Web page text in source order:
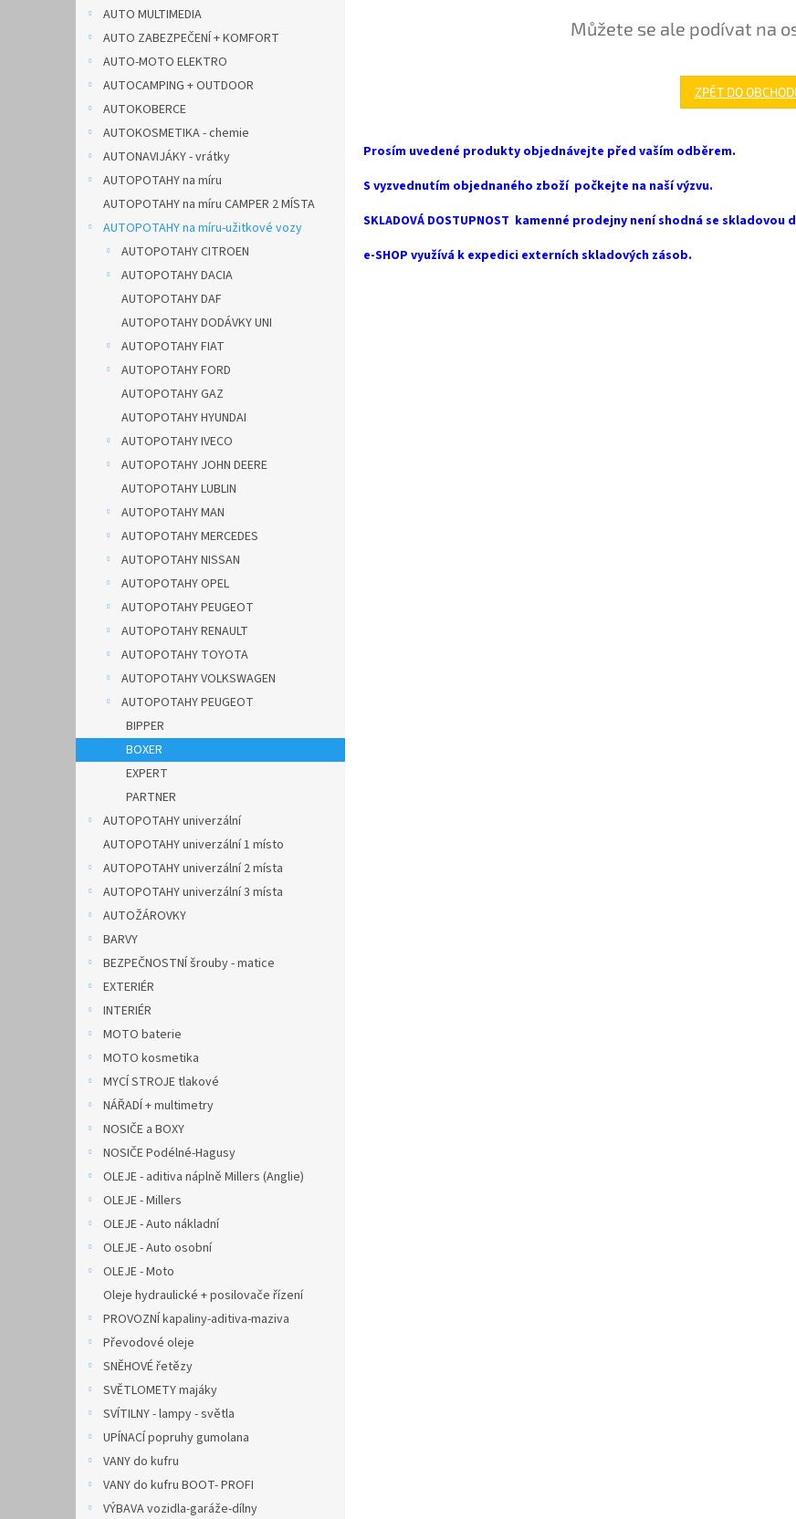
AUTO MULTIMEDIA
AUTO ZABEZPEČENÍ + KOMFORT
AUTO-MOTO ELEKTRO
AUTOCAMPING + OUTDOOR
AUTOKOBERCE
AUTOKOSMETIKA - chemie
AUTONAVIJÁKY - vrátky
AUTOPOTAHY na míru
AUTOPOTAHY na míru CAMPER 2 MÍSTA
AUTOPOTAHY na míru-užitkové vozy
AUTOPOTAHY CITROEN
AUTOPOTAHY DACIA
AUTOPOTAHY DAF
AUTOPOTAHY DODÁVKY UNI
AUTOPOTAHY FIAT
AUTOPOTAHY FORD
AUTOPOTAHY GAZ
AUTOPOTAHY HYUNDAI
AUTOPOTAHY IVECO
AUTOPOTAHY JOHN DEERE
AUTOPOTAHY LUBLIN
AUTOPOTAHY MAN
AUTOPOTAHY MERCEDES
AUTOPOTAHY NISSAN
AUTOPOTAHY OPEL
AUTOPOTAHY PEUGEOT
AUTOPOTAHY RENAULT
AUTOPOTAHY TOYOTA
AUTOPOTAHY VOLKSWAGEN
AUTOPOTAHY PEUGEOT
BIPPER
BOXER
EXPERT
PARTNER
AUTOPOTAHY univerzální
AUTOPOTAHY univerzální 1 místo
AUTOPOTAHY univerzální 2 místa
AUTOPOTAHY univerzální 3 místa
AUTOŽÁROVKY
BARVY
BEZPEČNOSTNÍ šrouby - matice
EXTERIÉR
INTERIÉR
MOTO baterie
MOTO kosmetika
MYCÍ STROJE tlakové
NÁŘADÍ + multimetry
NOSIČE a BOXY
NOSIČE Podélné-Hagusy
OLEJE - aditiva náplně Millers (Anglie)
OLEJE - Millers
OLEJE - Auto nákladní
OLEJE - Auto osobní
OLEJE - Moto
Oleje hydraulické + posilovače řízení
PROVOZNÍ kapaliny-aditiva-maziva
Převodové oleje
SNĚHOVÉ řetězy
SVĚTLOMETY majáky
SVÍTILNY - lampy - světla
UPÍNACÍ popruhy gumolana
VANY do kufru
VANY do kufru BOOT- PROFI
VÝBAVA vozidla-garáže-dílny
Můžete se ale podívat na
ZPĚT DO
Prosím uvedené produkty objednávejte před vaším odběrem.
S vyzvednutím objednaného zboží počkejte na naší výzvu.
SKLADOVÁ DOSTUPNOST kamenné prodejny není shodná se
e-SHOP využívá k expedici externích skladových zásob.